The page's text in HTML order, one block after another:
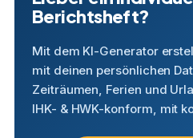
Berichtsheft?
Mit dem KI-Generator
mit deinen persönlichen
Zeiträumen, Ferien und
IHK- & HWK-konform, mit